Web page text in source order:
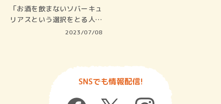
「お酒を飲まないソバーキュ
リアスという選択をとる人た
2023/07/08
SNSでも情報配信!